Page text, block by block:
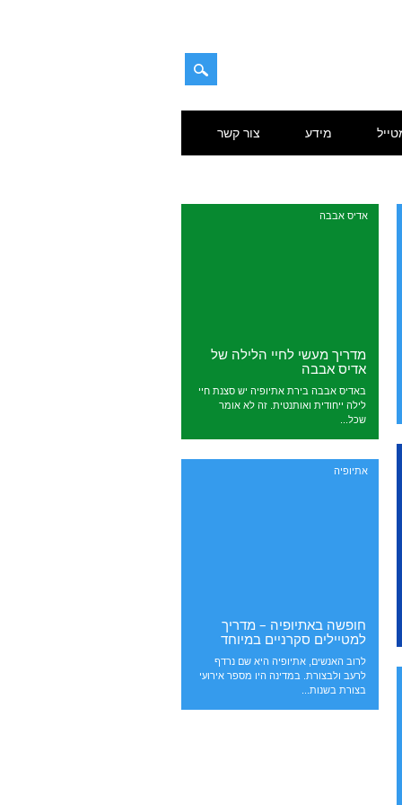
מידע צור קשר
אדיס אבבה
מדריך מעשי לחיי הלילה של
אדיס אבבה
באדיס אבבה בירת אתיופיה יש סצנת חיי
לילה ייחודית ואותנטית. זה לא אומר
שכל...
אתיופיה
חופשה באתיופיה – מדריך
למטיילים סקרניים במיוחד
לרוב האנשים, אתיופיה היא שם נרדף
לרעב ולבצורת. במדינה היו מספר אירועי
בצורת בשנות...